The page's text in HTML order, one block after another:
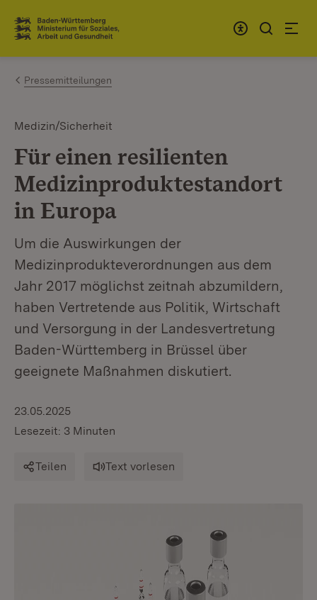
Zum Inhalt springen
Link zur Startseite
Pressemitteilungen
Medizin/Sicherheit
Für einen resilienten
Medizinproduktestandort
in Europa
Um die Auswirkungen der
Medizinprodukteverordnungen aus dem
Jahr 2017 möglichst zeitnah abzumildern,
haben Vertretende aus Politik, Wirtschaft
und Versorgung in der Landesvertretung
Baden-Württemberg in Brüssel über
geeignete Maßnahmen diskutiert.
23.05.2025
Lesezeit: 3 Minuten
Teilen Text vorlesen